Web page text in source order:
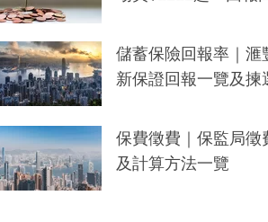
儲蓄保險回報率｜滙
新保證回報一覽及揀
保費徵費｜保監局徵
及計算方法一覽